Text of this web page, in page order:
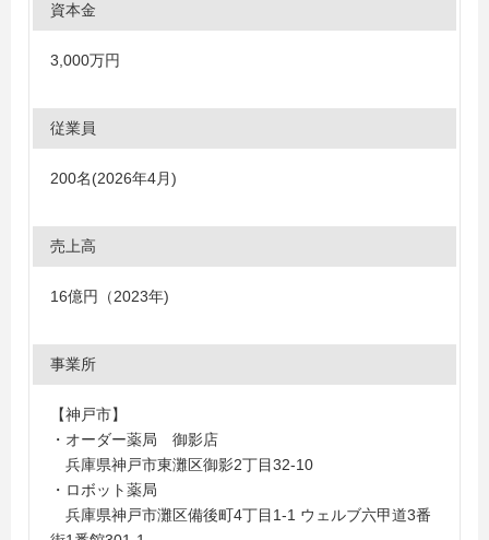
資本金
3,000万円
従業員
200名(2026年4月)
売上高
16億円（2023年)
事業所
【神戸市】
・オーダー薬局 御影店
兵庫県神戸市東灘区御影2丁目32-10
・ロボット薬局
兵庫県神戸市灘区備後町4丁目1-1 ウェルブ六甲道3番